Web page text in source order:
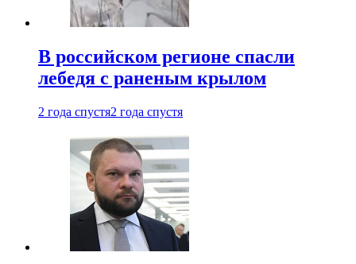
В российском регионе спасли
лебедя с раненым крылом
2 года спустя2 года спустя